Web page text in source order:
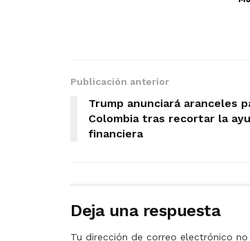
Publicación anterior
Trump anunciará aranceles
Colombia tras recortar la
financiera
Deja una respuesta
Tu dirección de correo electrónico no